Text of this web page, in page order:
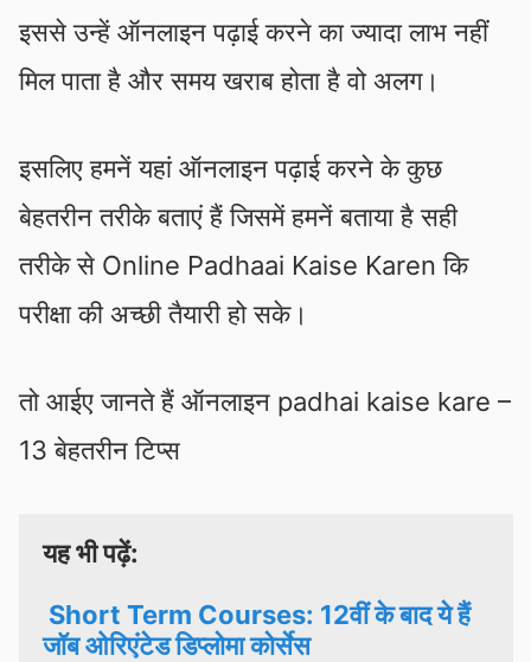
इससे उन्हें ऑनलाइन पढ़ाई करने का ज्यादा लाभ नहीं
मिल पाता है और समय खराब होता है वो अलग।
इसलिए हमनें यहां ऑनलाइन पढ़ाई करने के कुछ
बेहतरीन तरीके बताएं हैं जिसमें हमनें बताया है सही
तरीके से Online Padhaai Kaise Karen कि
परीक्षा की अच्छी तैयारी हो सके।
तो आईए जानते हैं ऑनलाइन padhai kaise kare –
13 बेहतरीन टिप्स
यह भी पढ़ें:
Short Term Courses: 12वीं के बाद ये हैं
जॉब ओरिएंटेड डिप्लोमा कोर्सेस